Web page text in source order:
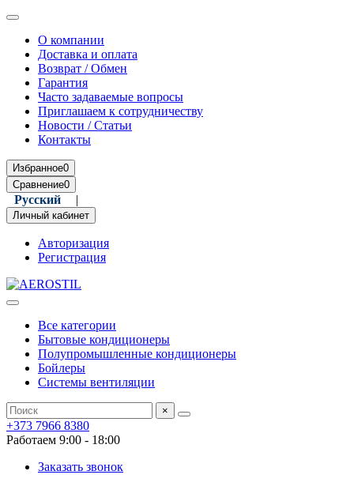
О компании
Доставка и оплата
Возврат / Обмен
Гарантия
Часто задаваемые вопросы
Приглашаем к сотрудничеству
Новости / Статьи
Контакты
Избранное0
Сравнение0
Русский |
Личный кабинет
Авторизация
Регистрация
Все категории
Бытовые кондиционеры
Полупромышленные кондиционеры
Бойлеры
Системы вентиляции
×
+373 7966 8380
Работаем 9:00 - 18:00
Заказать звонок